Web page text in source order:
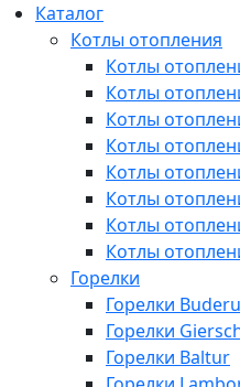
Каталог
Котлы отопления
Котлы
Котлы
Котлы
Котлы
Котлы
Котлы
Котлы
Котлы
Горелки
Горелки
Горелки
Горелки Baltur